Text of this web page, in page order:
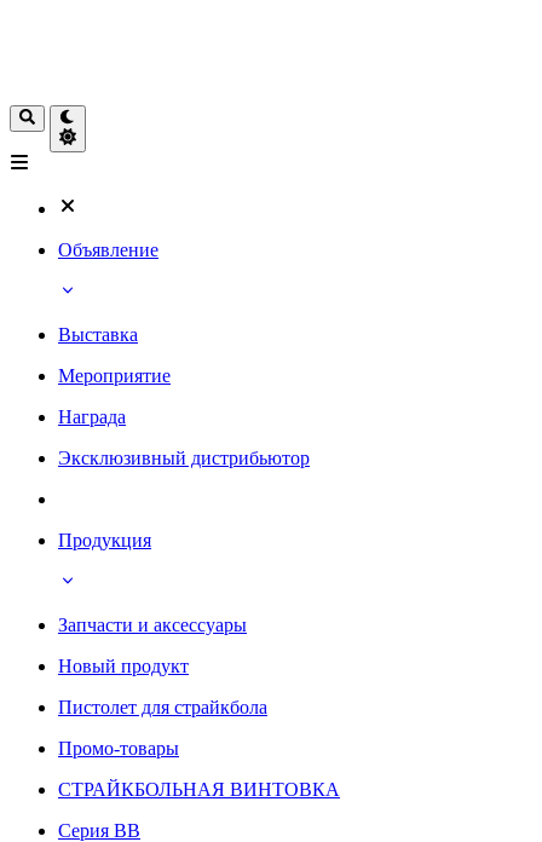
Объявление
Выставка
Мероприятие
Награда
Эксклюзивный дистрибьютор
Продукция
Запчасти и аксессуары
Новый продукт
Пистолет для страйкбола
Промо-товары
СТРАЙКБОЛЬНАЯ ВИНТОВКА
Серия BB